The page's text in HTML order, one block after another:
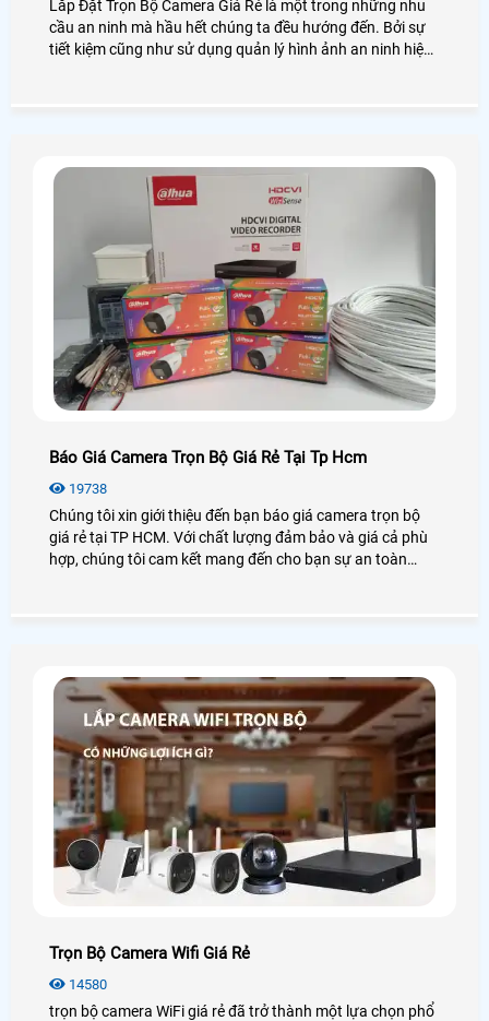
Lắp Đặt Trọn Bộ Camera Giá Rẻ là một trong những nhu
cầu an ninh mà hầu hết chúng ta đều hướng đến. Bởi sự
tiết kiệm cũng như sử dụng quản lý hình ảnh an ninh hiệu
Báo Giá Camera Trọn Bộ Giá Rẻ Tại Tp Hcm
19738
Chúng tôi xin giới thiệu đến bạn báo giá camera trọn bộ
giá rẻ tại TP HCM. Với chất lượng đảm bảo và giá cả phù
hợp, chúng tôi cam kết mang đến cho bạn sự an toàn
Trọn Bộ Camera Wifi Giá Rẻ
14580
trọn bộ camera WiFi giá rẻ đã trở thành một lựa chọn phổ